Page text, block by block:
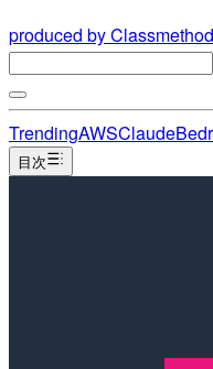
produced by Classmethod
TrendingAWSClaude
目次